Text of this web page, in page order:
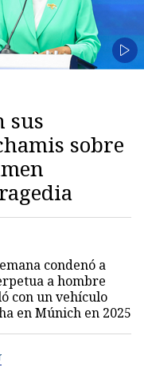
sus
sobre
condenó a
a hombre
con un vehículo
en Múnich en 2025